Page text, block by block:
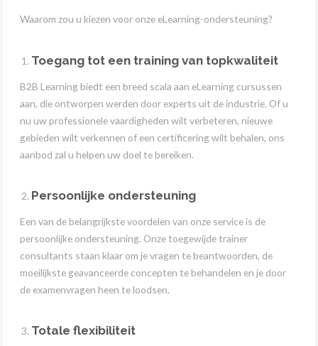
Waarom zou u kiezen voor onze eLearning-ondersteuning?
Toegang tot een training van topkwaliteit
B2B Learning biedt een breed scala aan eLearning cursussen
aan, die ontworpen werden door experts uit de industrie. Of u
nu uw professionele vaardigheden wilt verbeteren, nieuwe
gebieden wilt verkennen of een certificering wilt behalen, ons
aanbod zal u helpen uw doel te bereiken.
Persoonlijke ondersteuning
Een van de belangrijkste voordelen van onze service is de
persoonlijke ondersteuning. Onze toegewijde trainer
consultants staan klaar om je vragen te beantwoorden, de
moeilijkste geavanceerde concepten te behandelen en je door
de examenvragen heen te loodsen.
Totale flexibiliteit